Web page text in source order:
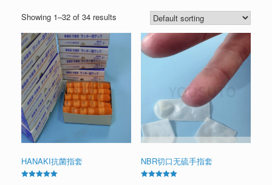
Showing 1–32 of 34 results
HANAKI抗菌指套 NBR切口无硫手指套